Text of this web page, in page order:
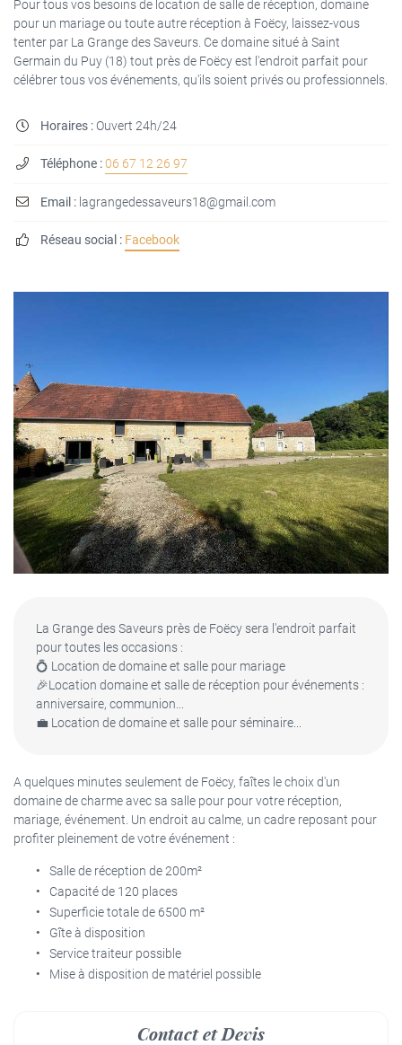
Pour tous vos besoins de location de salle de réception, domaine
pour un mariage ou toute autre réception à Foëcy, laissez-vous
tenter par La Grange des Saveurs. Ce domaine situé à Saint
Germain du Puy (18) tout près de Foëcy est l'endroit parfait pour
célébrer tous vos événements, qu'ils soient privés ou professionnels.
 Horaires : Ouvert 24h/24
 Téléphone :06 67 12 26 97
 Email : lagrangedessaveurs18@gmail.com
 Réseau social : Facebook
La Grange des Saveurs près de Foëcy sera l'endroit parfait
pour toutes les occasions :
💍 Location de domaine et salle pour mariage
🎉Location domaine et salle de réception pour événements :
anniversaire, communion...
💼 Location de domaine et salle pour séminaire...
A quelques minutes seulement de Foëcy, faîtes le choix d'un
domaine de charme avec sa salle pour pour votre réception,
mariage, événement. Un endroit au calme, un cadre reposant pour
profiter pleinement de votre événement :
Salle de réception de 200m²
Capacité de 120 places
Superficie totale de 6500 m²
Gîte à disposition
Service traiteur possible
Mise à disposition de matériel possible
Contact et Devis